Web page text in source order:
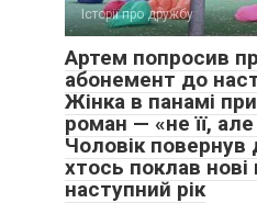
Історії про дружбу
Артем попросив
абонемент до
Жінка в панамі
роман — «не її,
Чоловік повернув
хтось поклав
наступний рік